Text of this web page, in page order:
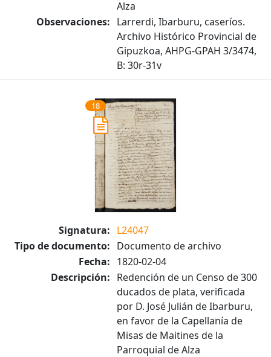
Alza
Observaciones: Larrerdi, Ibarburu, caseríos.
Archivo Histórico Provincial de
Gipuzkoa, AHPG-GPAH 3/3474,
B: 30r-31v
18
Signatura: L24047
Tipo de documento: Documento de archivo
Fecha: 1820-02-04
Descripción: Redención de un Censo de 300
ducados de plata, verificada
por D. José Julián de Ibarburu,
en favor de la Capellanía de
Misas de Maitines de la
Parroquial de Alza